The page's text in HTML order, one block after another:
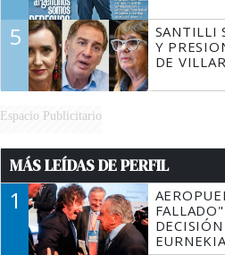
5
SANTILLI
Y
DE
Espacio Publicitario
MÁS LEÍDAS DE PERFIL
1